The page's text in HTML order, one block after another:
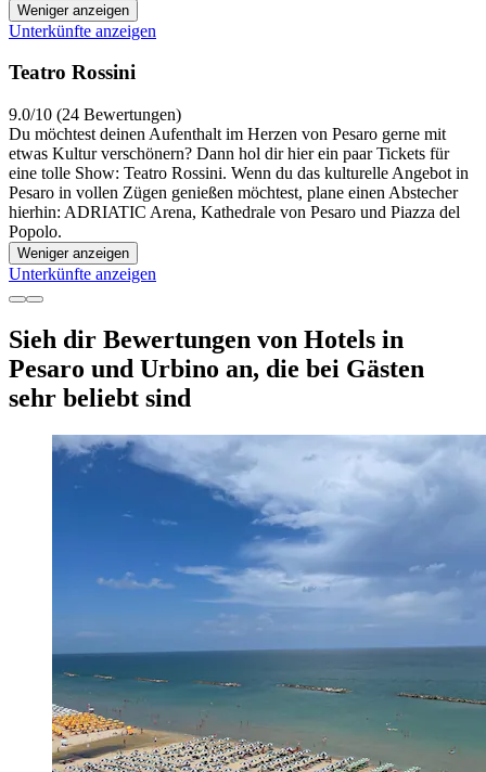
Weniger anzeigen
Unterkünfte anzeigen
Teatro Rossini
9.0/10 (24 Bewertungen)
Du möchtest deinen Aufenthalt im Herzen von Pesaro gerne mit
etwas Kultur verschönern? Dann hol dir hier ein paar Tickets für
eine tolle Show: Teatro Rossini. Wenn du das kulturelle Angebot in
Pesaro in vollen Zügen genießen möchtest, plane einen Abstecher
hierhin: ADRIATIC Arena, Kathedrale von Pesaro und Piazza del
Popolo.
Weniger anzeigen
Unterkünfte anzeigen
Sieh dir Bewertungen von Hotels in
Pesaro und Urbino an, die bei Gästen
sehr beliebt sind